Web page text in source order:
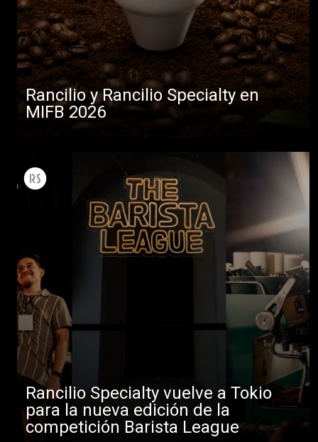
Rancilio y Rancilio Specialty en
MIFB 2026
Rancilio Specialty vuelve a Tokio
para la nueva edición de la
competición Barista League